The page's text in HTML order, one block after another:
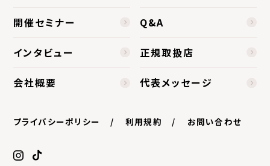
開催セミナー Q&A
インタビュー 正規取扱店
会社概要 代表メッセージ
プライバシーポリシー 利用規約 お問い合わせ